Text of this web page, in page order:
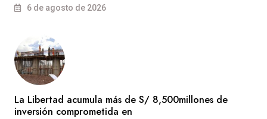
6 de agosto de 2026
La Libertad acumula más de S/ 8,500millones de
inversión comprometida en